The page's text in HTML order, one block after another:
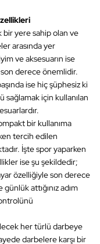
bir yere sahip olan ve
arasında yer
ve aksesuarın ise
derece önemlidir.
ise hiç şüphesiz ki
için kullanılan
bir kullanıma
tercih edilen
İşte spor yaparken
ise şu şekildedir;
özelliğiyle son derece
attığınız adım
her türlü darbeye
darbelere karşı bir